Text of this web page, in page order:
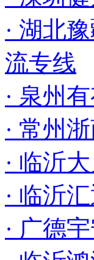
· 湖北
流专线
· 泉州
· 常州
· 临沂
· 临沂
· 广德